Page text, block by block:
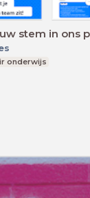
stem in ons
onderwijs